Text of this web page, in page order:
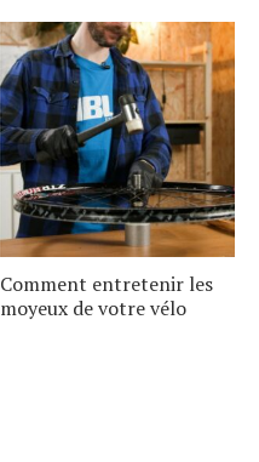
Comment entretenir les
moyeux de votre vélo